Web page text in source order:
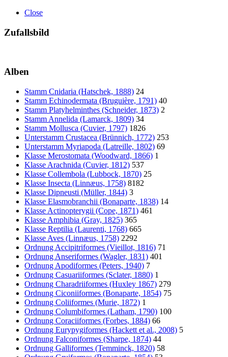
Close
Zufallsbild
Alben
Stamm Cnidaria (Hatschek, 1888) 24
Stamm Echinodermata (Bruguière, 1791) 40
Stamm Platyhelminthes (Schneider, 1873) 2
Stamm Annelida (Lamarck, 1809) 34
Stamm Mollusca (Cuvier, 1797) 1826
Unterstamm Crustacea (Brünnich, 1772) 253
Unterstamm Myriapoda (Latreille, 1802) 69
Klasse Merostomata (Woodward, 1866) 1
Klasse Arachnida (Cuvier, 1812) 537
Klasse Collembola (Lubbock, 1870) 25
Klasse Insecta (Linnæus, 1758) 8182
Klasse Dipneusti (Müller, 1844) 3
Klasse Elasmobranchii (Bonaparte, 1838) 14
Klasse Actinopterygii (Cope, 1871) 461
Klasse Amphibia (Gray, 1825) 365
Klasse Reptilia (Laurenti, 1768) 665
Klasse Aves (Linnæus, 1758) 2292
Ordnung Accipitriformes (Vieillot, 1816) 71
Ordnung Anseriformes (Wagler, 1831) 401
Ordnung Apodiformes (Peters, 1940) 7
Ordnung Casuariiformes (Sclater, 1880) 1
Ordnung Charadriiformes (Huxley 1867) 279
Ordnung Ciconiiformes (Bonaparte, 1854) 75
Ordnung Coliiformes (Murie, 1872) 1
Ordnung Columbiformes (Latham, 1790) 100
Ordnung Coraciiformes (Forbes, 1884) 66
Ordnung Eurypygiformes (Hackett et al., 2008) 5
Ordnung Falconiformes (Sharpe, 1874) 44
Ordnung Galliformes (Temminck, 1820) 58